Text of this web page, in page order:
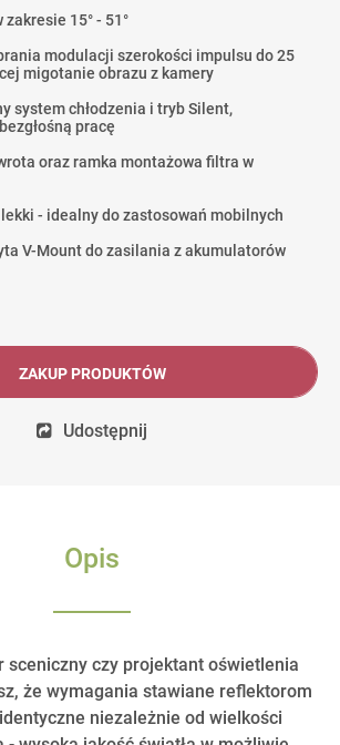
zakresie 15° - 51°
modulacji szerokości impulsu do 25
migotanie obrazu z kamery
system chłodzenia i tryb Silent,
pracę
oraz ramka montażowa filtra w
- idealny do zastosowań mobilnych
V-Mount do zasilania z akumulatorów
ZAKUP PRODUKTÓW
Udostępnij
Opis
sceniczny czy projektant oświetlenia
że wymagania stawiane reflektorom
niezależnie od wielkości